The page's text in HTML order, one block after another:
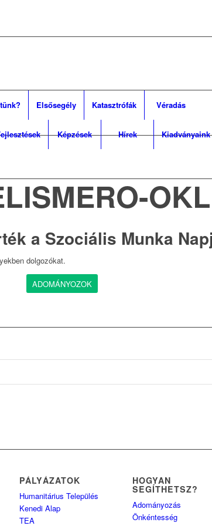
ADOMÁNYOZOK
Elsősegély Katasztrófák Véradás
Képzések Hírek Kiadványaink
a Szociális Munka
dolgozókat.
PÁLYÁZATOK
Humanitárius Település
Kenedi Alap
TEA
HOGYAN
SEGÍTHETSZ?
Adományozás
Önkéntesség